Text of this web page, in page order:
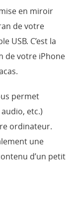
en miroir
de votre
USB. C’est la
de votre iPhone
permet
etc.)
ordinateur.
une
d’un petit